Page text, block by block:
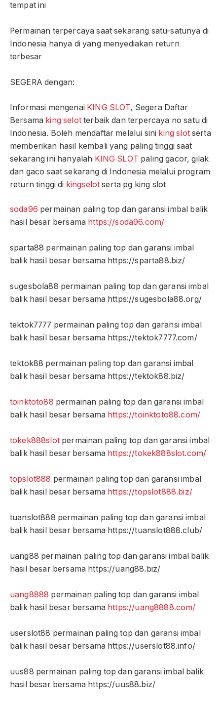
tempat ini
Permainan terpercaya saat sekarang satu-satunya di
Indonesia hanya di yang menyediakan return
terbesar
SEGERA dengan:
Informasi mengenai KING SLOT, Segera Daftar
Bersama king selotterbaik dan terpercaya no satu di
Indonesia. Boleh mendaftar melalui sini king slotserta
memberikan hasil kembali yang paling tinggi saat
sekarang ini hanyalah KING SLOT paling gacor, gilak
dan gaco saat sekarang di Indonesia melalui program
return tinggi di kingselot serta pg king slot
soda96 permainan paling top dan garansi imbal balik
hasil besar bersama https://soda96.com/
sparta88 permainan paling top dan garansi imbal
balik hasil besar bersama https://sparta88.biz/
sugesbola88 permainan paling top dan garansi imbal
balik hasil besar bersama https://sugesbola88.org/
tektok7777 permainan paling top dan garansi imbal
balik hasil besar bersama https://tektok7777.com/
tektok88 permainan paling top dan garansi imbal
balik hasil besar bersama https://tektok88.biz/
toinktoto88 permainan paling top dan garansi imbal
balik hasil besar bersama https://toinktoto88.com/
tokek888slotpermainan paling top dan garansi imbal
balik hasil besar bersama https://tokek888slot.com/
topslot888 permainan paling top dan garansi imbal
balik hasil besar bersama https://topslot888.biz/
tuanslot888 permainan paling top dan garansi imbal
balik hasil besar bersama https://tuanslot888.club/
uang88 permainan paling top dan garansi imbal balik
hasil besar bersama https://uang88.biz/
uang8888 permainan paling top dan garansi imbal
balik hasil besar bersama https://uang8888.com/
userslot88 permainan paling top dan garansi imbal
balik hasil besar bersama https://userslot88.info/
uus88 permainan paling top dan garansi imbal balik
hasil besar bersama https://uus88.biz/